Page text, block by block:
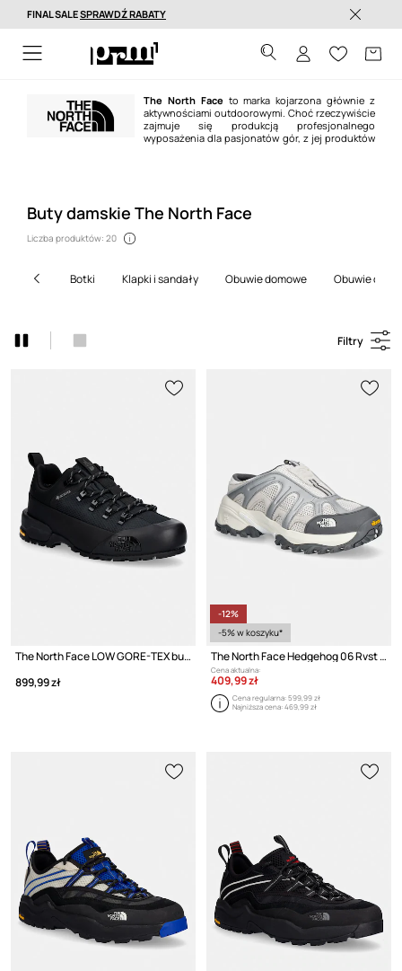
Dostawa nawet w 24h >
FINAL SALESPRAWDŹ RABATY
The North Faceto marka kojarzona głównie z
aktywnościami outdoorowymi. Choć rzeczywiście
zajmuje się produkcją profesjonalnego
wyposażenia dla pasjonatów gór, z jej produktów
Buty damskie The North Face
Liczba produktów: 20
botki klapki i sandały obuwie domowe obuwie
Filtry
The North Face LOW GORE-TEX buty trekkingowe
899,99 zł
-12%
-5% w koszyku*
The North Face Hedgehog 06 Rvst Mule buty trekkingowe
Cena aktualna:
409,99 zł
Cena regularna:599,99 zł
Najniższa cena:469,99 zł